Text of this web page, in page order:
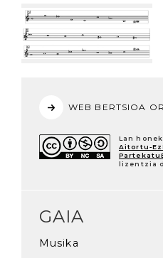
WEB BERTSIOA
Lan honek
Aitortu-
lizentzia
GAIA
Musika